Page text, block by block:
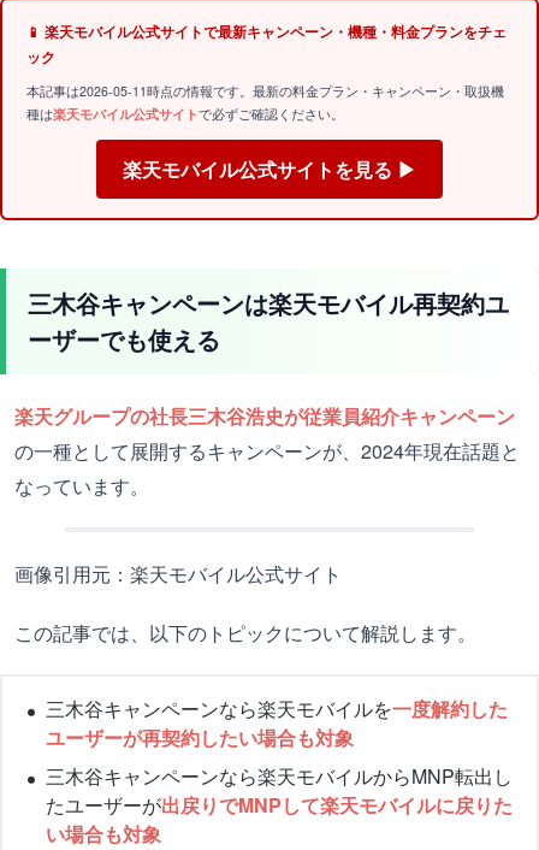
📱 楽天モバイル公式サイトで最新キャンペーン・機種・料金プランをチェ
ック
本記事は2026-05-11時点の情報です。最新の料金プラン・キャンペーン・取扱機
種は楽天モバイル公式サイトで必ずご確認ください。
楽天モバイル公式サイトを見る ▶
三木谷キャンペーンは楽天モバイル再契約ユ
ーザーでも使える
楽天グループの社長三木谷浩史が従業員紹介キャンペーン
の一種として展開するキャンペーンが、2024年現在話題と
なっています。
画像引用元：楽天モバイル公式サイト
この記事では、以下のトピックについて解説します。
三木谷キャンペーンなら楽天モバイルを一度解約した
ユーザーが再契約したい場合も対象
三木谷キャンペーンなら楽天モバイルからMNP転出し
たユーザーが出戻りでMNPして楽天モバイルに戻りた
い場合も対象